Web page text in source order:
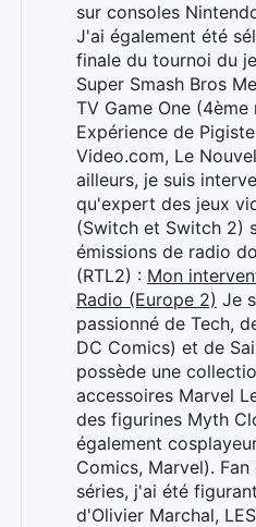
sur consoles
J'ai également été
finale du tournoi du
Super Smash Bros
TV Game One (4ème
Expérience de
Video.com, Le
ailleurs, je suis
qu'expert des jeux
(Switch et Switch 2)
émissions de radio
(RTL2) : Mon
Radio (Europe 2) Je
passionné de Tech,
DC Comics) et de
possède une
accessoires Marvel
des figurines Myth
également
Comics, Marvel).
séries, j'ai été
d'Olivier Marchal,
Rechercher